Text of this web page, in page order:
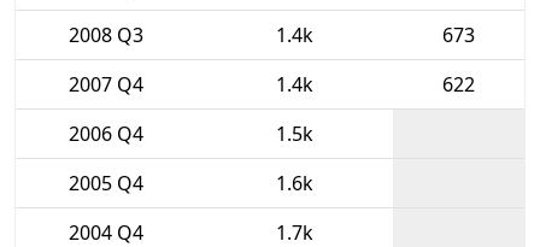
2008 Q3
1.4k
673
2007 Q4
1.4k
622
2006 Q4
1.5k
2005 Q4
1.6k
2004 Q4
1.7k